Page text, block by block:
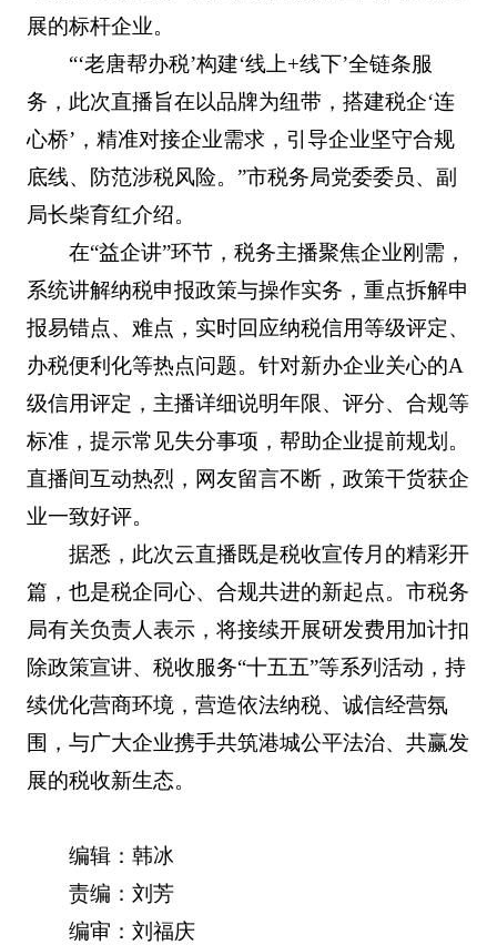
展的标杆企业。
“‘老唐帮办税’构建‘线上+线下’全链条服
务，此次直播旨在以品牌为纽带，搭建税企‘连
心桥’，精准对接企业需求，引导企业坚守合规
底线、防范涉税风险。”市税务局党委委员、副
局长柴育红介绍。
在“益企讲”环节，税务主播聚焦企业刚需，
系统讲解纳税申报政策与操作实务，重点拆解申
报易错点、难点，实时回应纳税信用等级评定、
办税便利化等热点问题。针对新办企业关心的A
级信用评定，主播详细说明年限、评分、合规等
标准，提示常见失分事项，帮助企业提前规划。
直播间互动热烈，网友留言不断，政策干货获企
业一致好评。
据悉，此次云直播既是税收宣传月的精彩开
篇，也是税企同心、合规共进的新起点。市税务
局有关负责人表示，将接续开展研发费用加计扣
除政策宣讲、税收服务“十五五”等系列活动，持
续优化营商环境，营造依法纳税、诚信经营氛
围，与广大企业携手共筑港城公平法治、共赢发
展的税收新生态。
编辑：韩冰
责编：刘芳
编审：刘福庆